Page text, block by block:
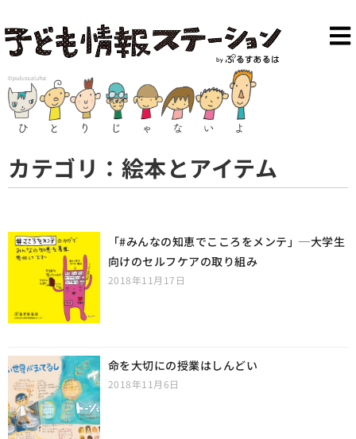
カテゴリ：絵本とアイテム
「#みんなの知恵でこころをメンテ」─大学生
向けのセルフケアの取り組み
2018年11月17日
命を大切にの授業はしんどい
2018年11月6日